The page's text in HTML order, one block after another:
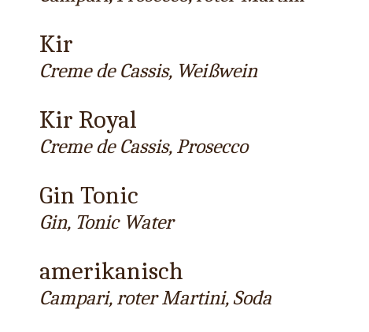
Kir
Creme de Cassis, Weißwein
Kir Royal
Creme de Cassis, Prosecco
Gin Tonic
Gin, Tonic Water
amerikanisch
Campari, roter Martini, Soda